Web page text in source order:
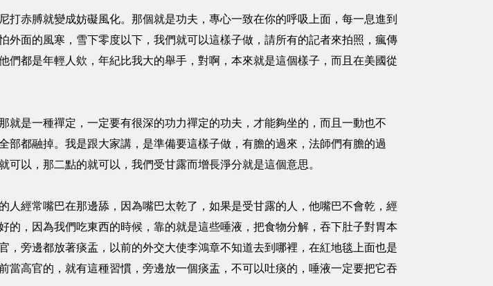
赤膊就變成妨礙風化。那個就是功夫，專心一致在你的呼吸上面，每一息進到
面的風寒，雪下零度以下，我們就可以這樣子做，請所有的記者來拍照，瘋傳
都是年輕人欸，年紀比我大的舉手，對啊，本來就是這個樣子，而且在美國從
是一種禪定，一定要有很深的功力禪定的功夫，才能夠坐的，而且一動也不
都融掉。我是跟大家講，是準備要這樣子做，有膽的過來，法師們有膽的過
以，那二點的就可以，我們受甘露而增長淨分就是這個意思。
經常嘴巴在那邊舔，因為嘴巴太乾了，如果是受甘露的人，他嘴巴不會乾，經
，因為我們吃東西的時候，靠的就是這些唾液，把食物分解，吞下肚子對胃本
旁邊都放著痰盂，以前的外交大使李鴻章不知道去到哪裡，在紅地毯上面也是
高官的，就有這種習慣，旁邊放一個痰盂，不可以吐痰的，唾液一定要把它吞